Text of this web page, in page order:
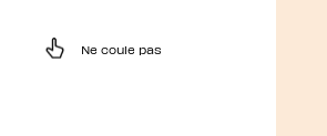
Ne coule pas